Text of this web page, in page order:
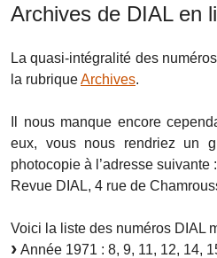
Archives de DIAL en
La quasi-intégralité des
la rubriqueArchives.
Il nous manque encore
eux, vous nous rendriez un
photocopie à l’adresse suivante :
Revue DIAL, 4 rue de
Voici la liste des numéros DIAL
Année 1971 : 8, 9, 11, 12, 14,